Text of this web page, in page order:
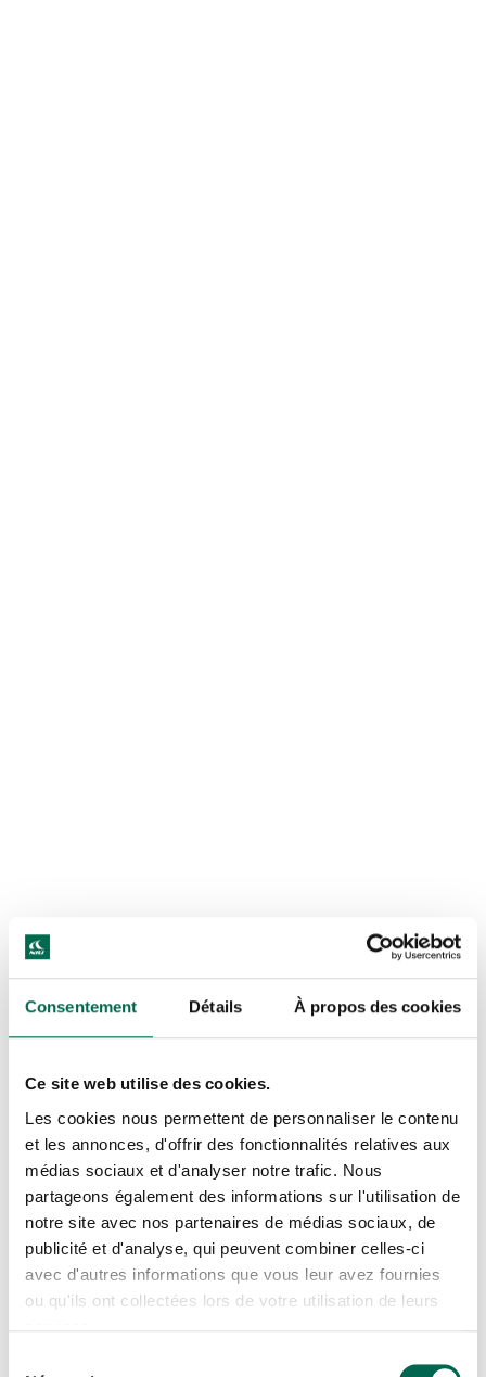
Consentement Détails À propos des cookies
Ce site web utilise des cookies.
Les cookies nous permettent de personnaliser le contenu
et les annonces, d'offrir des fonctionnalités relatives aux
médias sociaux et d'analyser notre trafic. Nous
partageons également des informations sur l'utilisation de
notre site avec nos partenaires de médias sociaux, de
publicité et d'analyse, qui peuvent combiner celles-ci
avec d'autres informations que vous leur avez fournies
ou qu'ils ont collectées lors de votre utilisation de leurs